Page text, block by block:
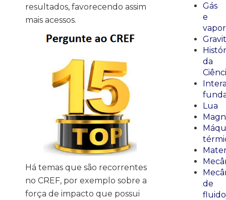
resultados, favorecendo assim
mais acessos.
Há temas que são recorrentes
no CREF, por exemplo sobre a
força de impacto que possui
Gás
e
vapor
da
Lua
de